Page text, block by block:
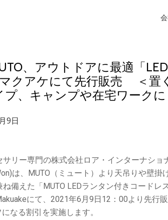
、アウトドアに最適「
クアケにて先行販売 ＜置
プ、キャンプや在宅ワーク
9日
サリー専門の株式会社ロア・インターナショ
は、MUTO（ミュート）より天吊りや壁掛
備えた「MUTO LEDランタン付きコードレ
にて、2021年6月9日12：00より先行
なる割引を実施します。